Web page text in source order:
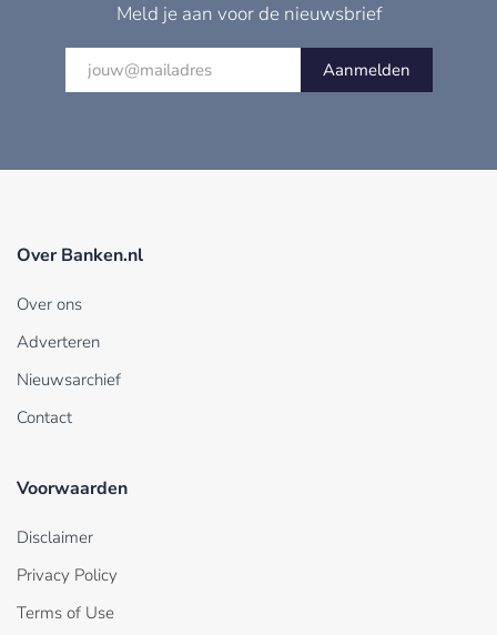
Meld je aan voor de nieuwsbrief
Aanmelden
Over Banken.nl
Over ons
Adverteren
Nieuwsarchief
Contact
Voorwaarden
Disclaimer
Privacy Policy
Terms of Use